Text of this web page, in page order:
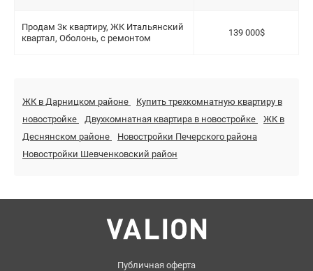
Продам 3к квартиру, ЖК Итальянский
квартал, Оболонь, с ремонтом
139 000$
ЖК в Дарницком районе
Купить трехкомнатную квартиру в
новостройке
Двухкомнатная квартира в новостройке
ЖК в
Деснянском районе
Новостройки Печерского района
Новостройки Шевченковский район
Публичная оферта